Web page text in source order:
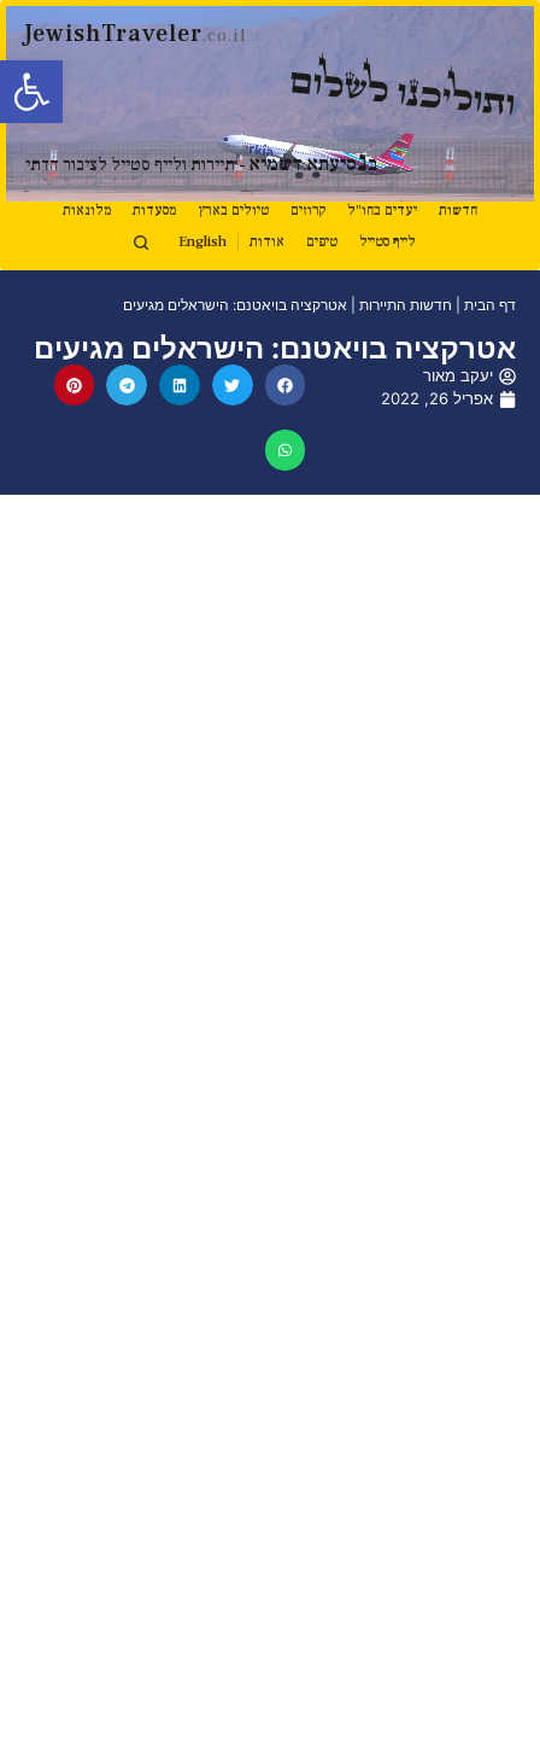
פתח
JewishTraveler.co.il
ותוליכנו לשלום
בנסיעתא דשמיא - תיירות ולייף סטייל לציבור הדתי
חדשות יעדים בחו"ל קרוזים טיולים בארץ מסעדות
מלונאות
לייף סטייל
טיפים אודות English
דף הבית חדשות התיירות אטרקציה בויאטנם: הישראלים מגיעים
אטרקציה בויאטנם: הישראלים מגיעים
יעקב מאור
אפריל 26, 2022